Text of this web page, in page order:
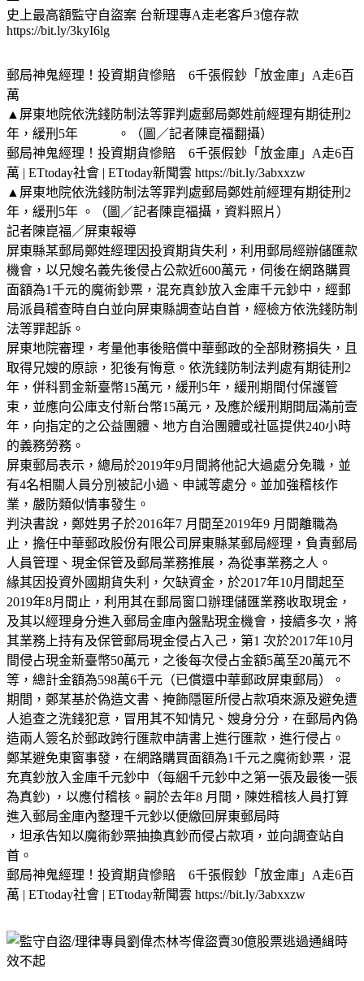
史上最高額監守自盜案 台新理專A走老客戶3億存款
https://bit.ly/3kyI6lg
郵局神鬼經理！投資期貨慘賠 6千張假鈔「放金庫」A走6百
萬
▲屏東地院依洗錢防制法等罪判處郵局鄭姓前經理有期徒刑2
年，緩刑5年 。（圖／記者陳崑福翻攝）
郵局神鬼經理！投資期貨慘賠 6千張假鈔「放金庫」A走6百
萬 | ETtoday社會 | ETtoday新聞雲 https://bit.ly/3abxxzw
▲屏東地院依洗錢防制法等罪判處郵局鄭姓前經理有期徒刑2
年，緩刑5年 。（圖／記者陳崑福攝，資料照片）
記者陳崑福／屏東報導
屏東縣某郵局鄭姓經理因投資期貨失利，利用郵局經辦儲匯款
機會，以兄嫂名義先後侵占公款近600萬元，伺後在網路購買
面額為1千元的魔術鈔票，混充真鈔放入金庫千元鈔中，經郵
局派員稽查時自白並向屏東縣調查站自首，經檢方依洗錢防制
法等罪起訴。
屏東地院審理，考量他事後賠償中華郵政的全部財務損失，且
取得兄嫂的原諒，犯後有悔意。依洗錢防制法判處有期徒刑2
年，併科罰金新臺幣15萬元，緩刑5年，緩刑期間付保護管
束，並應向公庫支付新台幣15萬元，及應於緩刑期間屆滿前壹
年，向指定的之公益團體、地方自治團體或社區提供240小時
的義務勞務。
屏東郵局表示，總局於2019年9月間將他記大過處分免職，並
有4名相關人員分別被記小過、申誡等處分。並加強稽核作
業，嚴防類似情事發生。
判決書說，鄭姓男子於2016年7 月間至2019年9 月間離職為
止，擔任中華郵政股份有限公司屏東縣某郵局經理，負責郵局
人員管理、現金保管及郵局業務推展，為從事業務之人。
緣其因投資外國期貨失利，欠缺資金，於2017年10月間起至
2019年8月間止，利用其在郵局窗口辦理儲匯業務收取現金，
及其以經理身分進入郵局金庫內盤點現金機會，接續多次，將
其業務上持有及保管郵局現金侵占入己，第1 次於2017年10月
間侵占現金新臺幣50萬元，之後每次侵占金額5萬至20萬元不
等，總計金額為598萬6千元（已償還中華郵政屏東郵局）。
期間，鄭某基於偽造文書、掩飾隱匿所侵占款項來源及避免遭
人追查之洗錢犯意，冒用其不知情兄、嫂身分分，在郵局內偽
造兩人簽名於郵政跨行匯款申請書上進行匯款，進行侵占。
鄭某避免東窗事發，在網路購買面額為1千元之魔術鈔票，混
充真鈔放入金庫千元鈔中（每綑千元鈔中之第一張及最後一張
為真鈔) ，以應付稽核。嗣於去年8 月間，陳姓稽核人員打算
進入郵局金庫內整理千元鈔以便繳回屏東郵局時
，坦承告知以魔術鈔票抽換真鈔而侵占款項，並向調查站自
首。
郵局神鬼經理！投資期貨慘賠 6千張假鈔「放金庫」A走6百
萬 | ETtoday社會 | ETtoday新聞雲 https://bit.ly/3abxxzw